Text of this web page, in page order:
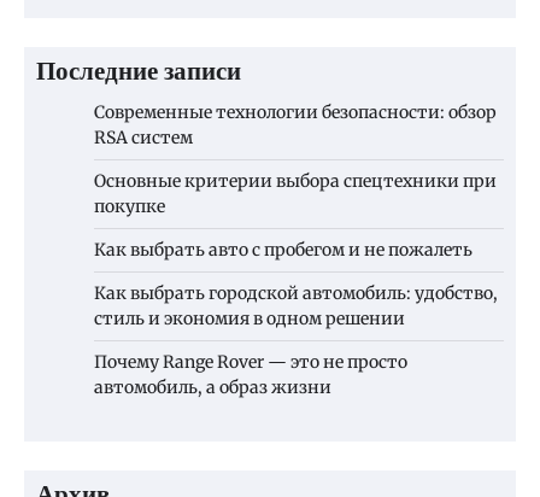
Последние записи
Современные технологии безопасности: обзор
RSA систем
Основные критерии выбора спецтехники при
покупке
Как выбрать авто с пробегом и не пожалеть
Как выбрать городской автомобиль: удобство,
стиль и экономия в одном решении
Почему Range Rover — это не просто
автомобиль, а образ жизни